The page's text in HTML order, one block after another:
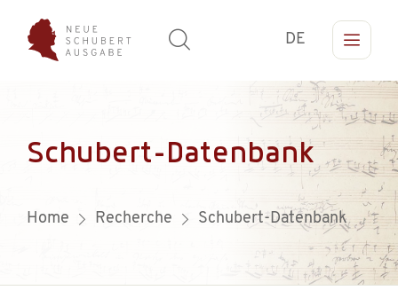
DE
Schubert-Datenbank
Home Recherche Schubert-Datenbank